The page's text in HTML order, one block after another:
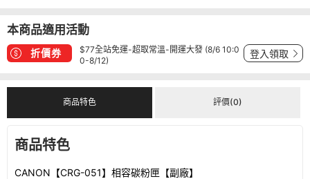
本商品適用活動
折價券
$77全站免運-超取常溫-開運大發 (8/6 10:0
0-8/12)
登入領取
商品特色 評價(0)
商品特色
CANON【CRG-051】相容碳粉匣【副廠】